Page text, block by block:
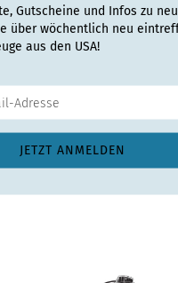
Gutscheine und Infos zu
über wöchentlich neu
aus den USA!